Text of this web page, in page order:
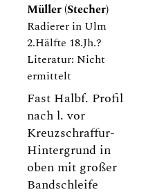
Müller (Stecher)
Radierer in Ulm
2.Hälfte 18.Jh.?
Literatur: Nicht
ermittelt
Fast Halbf. Profil
nach l. vor
Kreuzschraffur-
Hintergrund in
oben mit großer
Bandschleife